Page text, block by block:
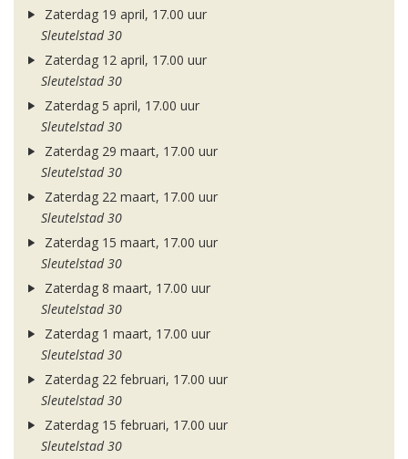
Zaterdag 19 april, 17.00 uur
Sleutelstad 30
Zaterdag 12 april, 17.00 uur
Sleutelstad 30
Zaterdag 5 april, 17.00 uur
Sleutelstad 30
Zaterdag 29 maart, 17.00 uur
Sleutelstad 30
Zaterdag 22 maart, 17.00 uur
Sleutelstad 30
Zaterdag 15 maart, 17.00 uur
Sleutelstad 30
Zaterdag 8 maart, 17.00 uur
Sleutelstad 30
Zaterdag 1 maart, 17.00 uur
Sleutelstad 30
Zaterdag 22 februari, 17.00 uur
Sleutelstad 30
Zaterdag 15 februari, 17.00 uur
Sleutelstad 30